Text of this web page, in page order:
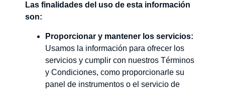
Las finalidades del uso de esta información
son:
Proporcionar y mantener los servicios:
Usamos la información para ofrecer los
servicios y cumplir con nuestros Términos
y Condiciones, como proporcionarle su
panel de instrumentos o el servicio de